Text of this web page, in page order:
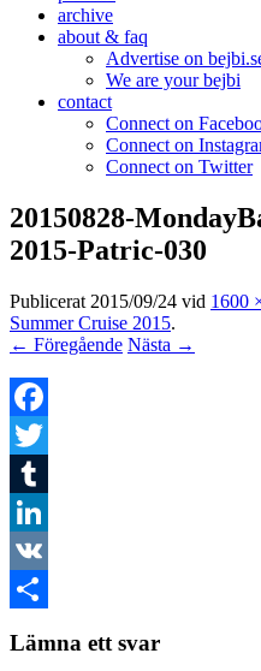
archive
about & faq
Advertise on
We are your bejbi
contact
Connect on
Connect on
Connect on Twitter
20150828-
2015-Patric-030
Publicerat 2015/09/24 vid 1600
Summer Cruise 2015.
← Föregående Nästa →
Facebook
Twitter
Tumblr
LinkedIn
VK
Lämna ett svar